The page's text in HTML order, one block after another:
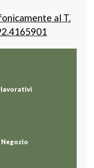
al T.
lavorativi